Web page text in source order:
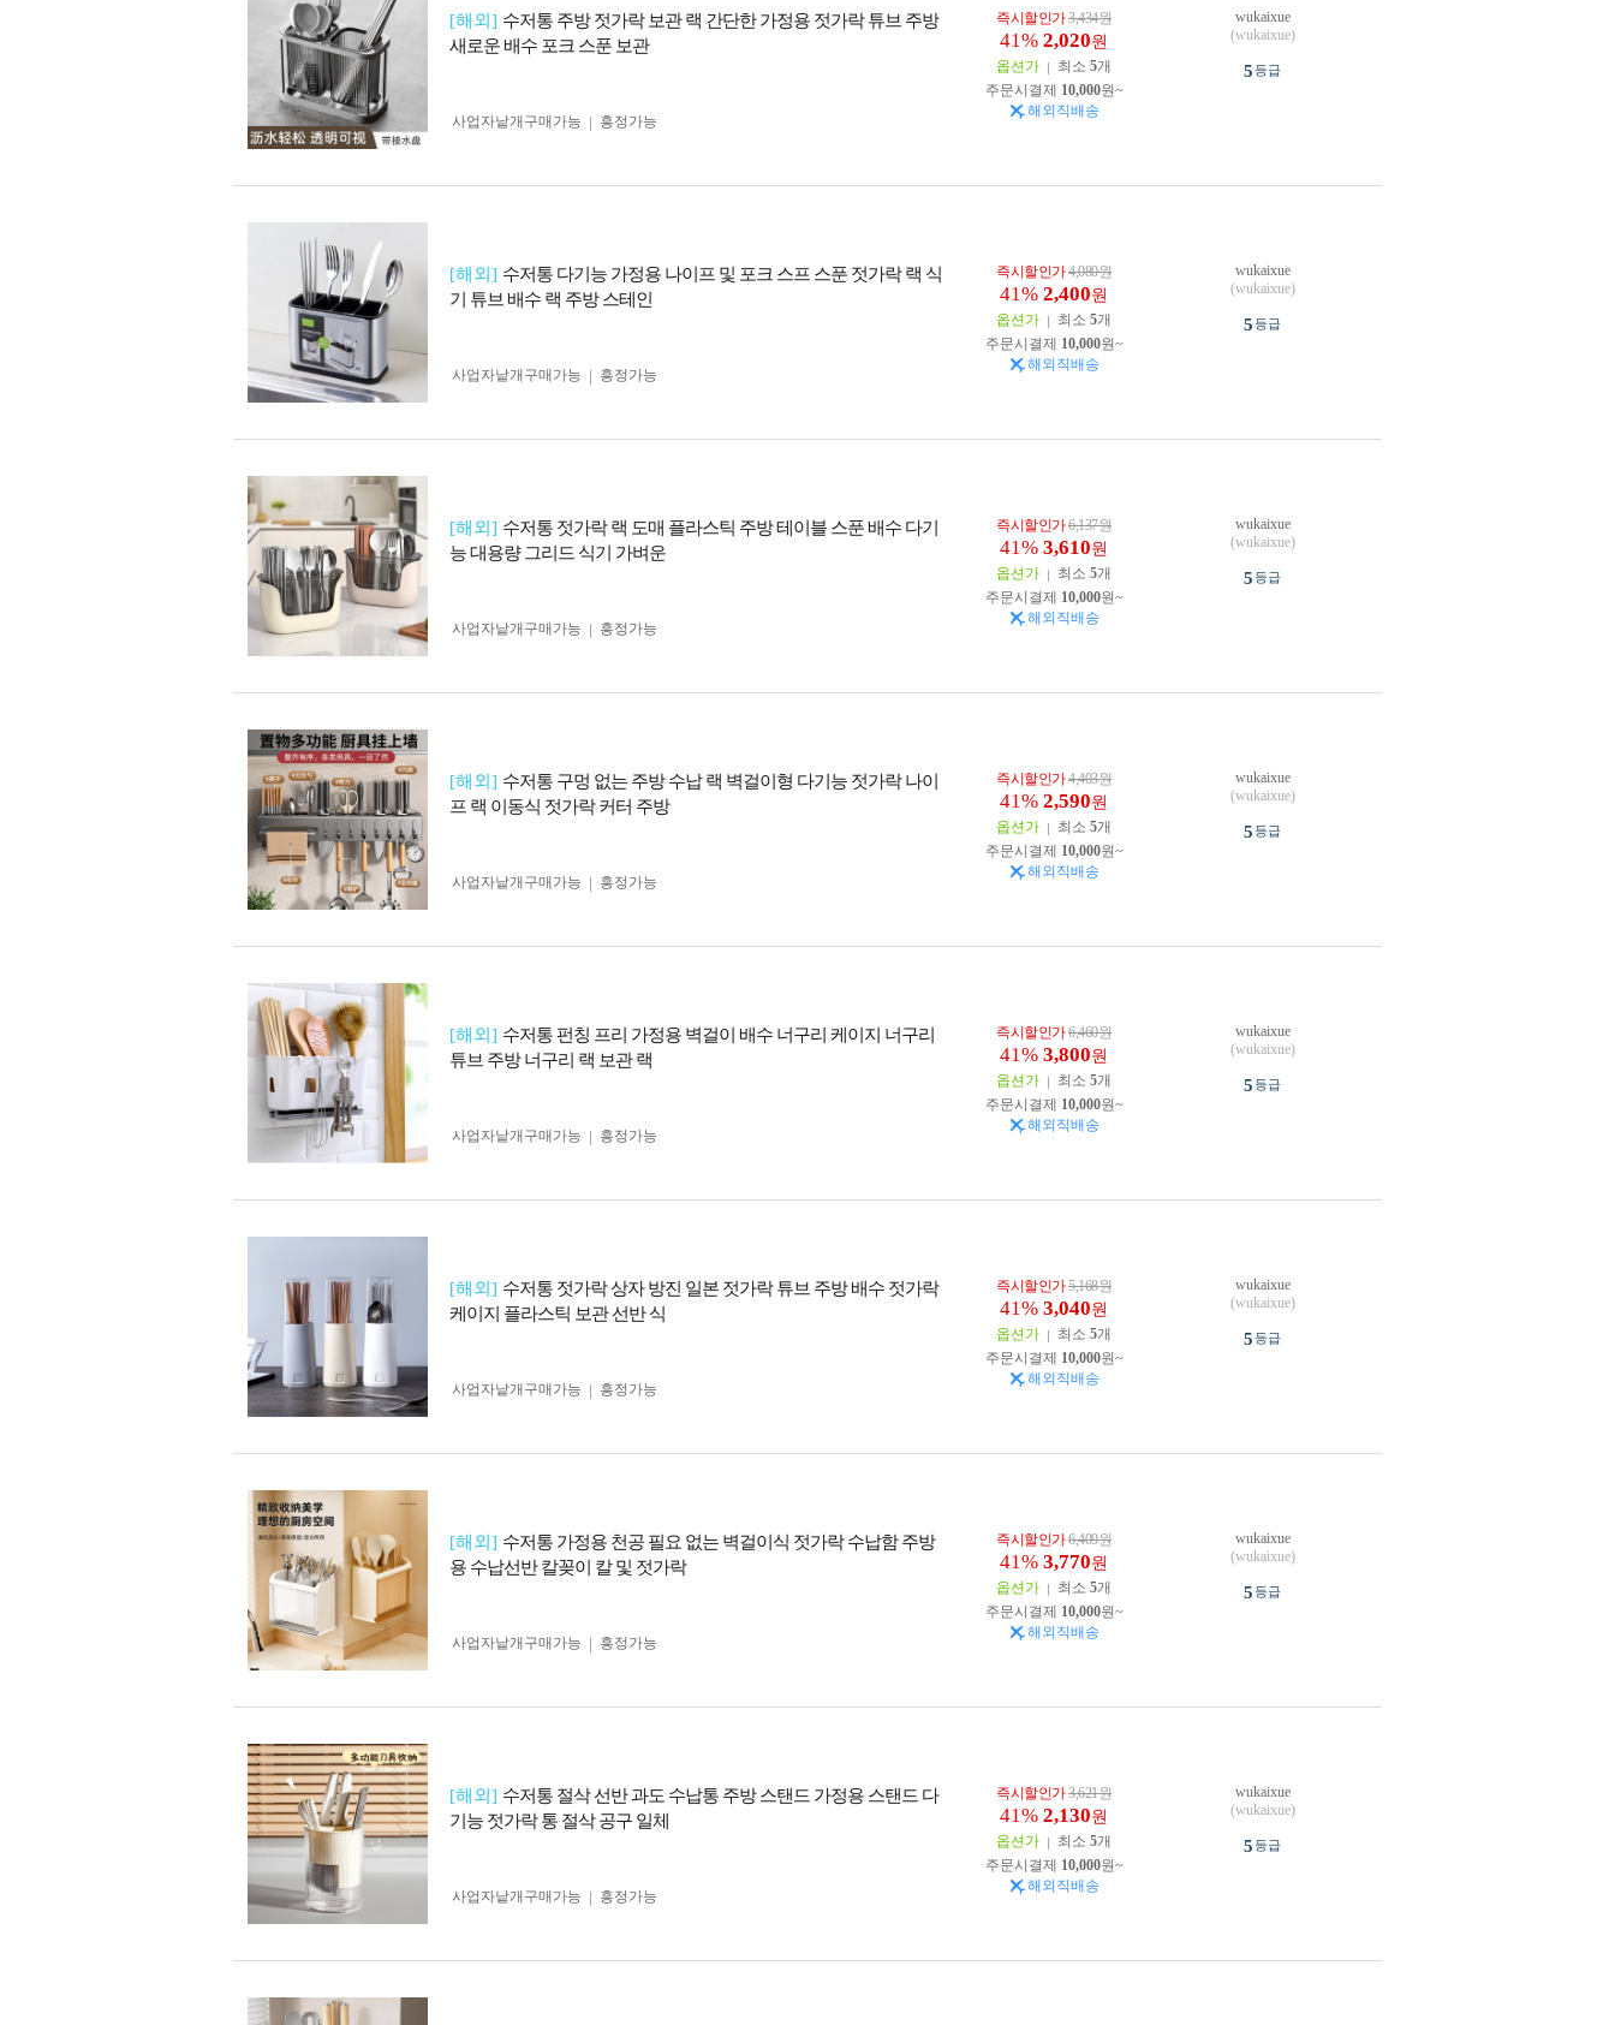
[해외] 수저통 주방 젓가락 보관 랙 간단한 가정용 젓가락 튜브 주방
새로운 배수 포크 스푼 보관
즉시할인가3,434원
41% 2,020원
옵션가 최소 5개
주문시결제 10,000원~
해외직배송
사업자 낱개구매가능 흥정가능
wukaixue
(wukaixue)
5등급
[해외] 수저통 다기능 가정용 나이프 및 포크 스프 스푼 젓가락 랙 식
기 튜브 배수 랙 주방 스테인
즉시할인가4,080원
41% 2,400원
옵션가 최소 5개
주문시결제 10,000원~
해외직배송
사업자 낱개구매가능 흥정가능
wukaixue
(wukaixue)
5등급
[해외] 수저통 젓가락 랙 도매 플라스틱 주방 테이블 스푼 배수 다기
능 대용량 그리드 식기 가벼운
즉시할인가6,137원
41% 3,610원
옵션가 최소 5개
주문시결제 10,000원~
해외직배송
사업자 낱개구매가능 흥정가능
wukaixue
(wukaixue)
5등급
[해외] 수저통 구멍 없는 주방 수납 랙 벽걸이형 다기능 젓가락 나이
프 랙 이동식 젓가락 커터 주방
즉시할인가4,403원
41% 2,590원
옵션가 최소 5개
주문시결제 10,000원~
해외직배송
사업자 낱개구매가능 흥정가능
wukaixue
(wukaixue)
5등급
[해외] 수저통 펀칭 프리 가정용 벽걸이 배수 너구리 케이지 너구리
튜브 주방 너구리 랙 보관 랙
즉시할인가6,460원
41% 3,800원
옵션가 최소 5개
주문시결제 10,000원~
해외직배송
사업자 낱개구매가능 흥정가능
wukaixue
(wukaixue)
5등급
[해외] 수저통 젓가락 상자 방진 일본 젓가락 튜브 주방 배수 젓가락
케이지 플라스틱 보관 선반 식
즉시할인가5,168원
41% 3,040원
옵션가 최소 5개
주문시결제 10,000원~
해외직배송
사업자 낱개구매가능 흥정가능
wukaixue
(wukaixue)
5등급
[해외] 수저통 가정용 천공 필요 없는 벽걸이식 젓가락 수납함 주방
용 수납선반 칼꽂이 칼 및 젓가락
즉시할인가6,409원
41% 3,770원
옵션가 최소 5개
주문시결제 10,000원~
해외직배송
사업자 낱개구매가능 흥정가능
wukaixue
(wukaixue)
5등급
[해외] 수저통 절삭 선반 과도 수납통 주방 스탠드 가정용 스탠드 다
기능 젓가락 통 절삭 공구 일체
즉시할인가3,621원
41% 2,130원
옵션가 최소 5개
주문시결제 10,000원~
해외직배송
사업자 낱개구매가능 흥정가능
wukaixue
(wukaixue)
5등급